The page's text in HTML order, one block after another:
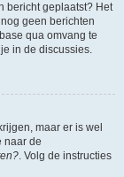
bericht geplaatst? Het
geen berichten
qua omvang te
in de discussies.
maar er is wel
naar de
. Volg de instructies